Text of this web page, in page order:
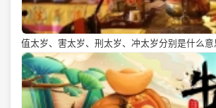
值太岁、害太岁、刑太岁、冲太岁分别是什么意